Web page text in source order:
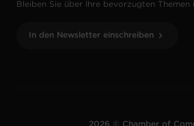
Bleiben Sie über Ihre bevorzugten Themen
In den Newsletter einschreiben
2026 © Chamber of